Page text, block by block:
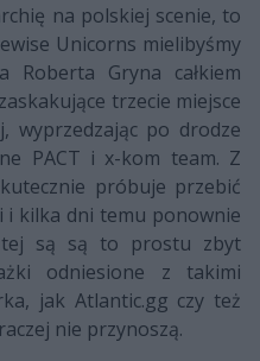
na polskiej scenie, to
Unicorns mielibyśmy
Roberta Gryna całkiem
trzecie miejsce
wyprzedzając po drodze
PACT i x-kom team. Z
próbuje przebić
i kilka dni temu ponownie
tej są są to prostu zbyt
odniesione z takimi
jak Atlantic.gg czy też
nie przynoszą.